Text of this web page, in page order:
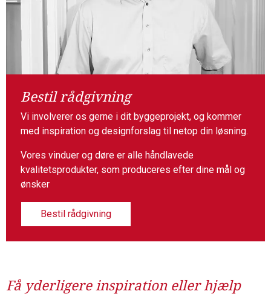
Bestil rådgivning
Vi involverer os gerne i dit byggeprojekt, og kommer
med inspiration og designforslag til netop din løsning.
Vores vinduer og døre er alle håndlavede
kvalitetsprodukter, som produceres efter dine mål og
ønsker
Bestil rådgivning
Få yderligere inspiration eller hjælp